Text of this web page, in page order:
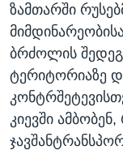
ზამთარში
ბრძოლის
ტერიტორიაზე
კიევში